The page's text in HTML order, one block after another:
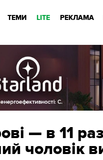
ТЕМИ LITE РЕКЛАМА
— в 11
чоловік